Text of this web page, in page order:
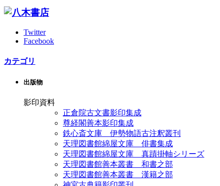
Twitter
Facebook
カテゴリ
出版物
影印資料
正倉院古文書影印集成
尊経閣善本影印集成
鉄心斎文庫 伊勢物語古注釈叢刊
天理図書館綿屋文庫 俳書集成
天理図書館綿屋文庫 真蹟掛軸シリーズ
天理図書館善本叢書 和書之部
天理図書館善本叢書 漢籍之部